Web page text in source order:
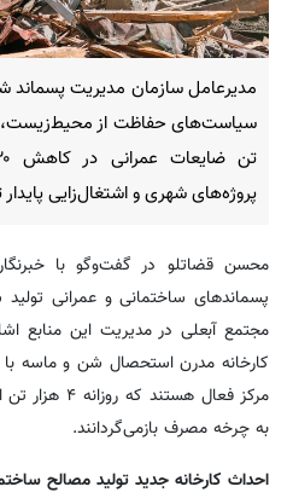
مدیرعامل سازمان مدیریت پسماند
پروژه‌های شهری و اشتغال‌زایی پایدار
محسن قضاتلو در گفت‌وگو با خبرنگار
پسماندهای ساختمانی و عمرانی
مرکز فعال
به چرخه مصرف بازمی‌گردانند.
احداث کارخانه جدید تولید مصالح